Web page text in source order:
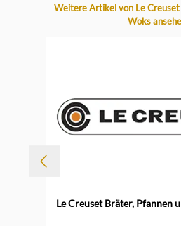
Produktgalerie überspringen
Weitere Artikel von Le Creuset
Woks
Le Creuset Bräter, Pfannen